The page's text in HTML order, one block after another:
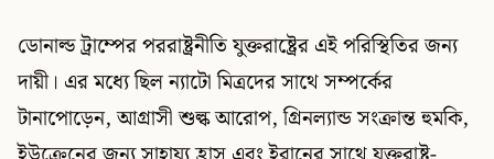
ডোনাল্ড ট্রাম্পের পররাষ্ট্রনীতি যুক্তরাষ্ট্রের এই পরিস্থিতির জন্য
দায়ী। এর মধ্যে ছিল ন্যাটো মিত্রদের সাথে সম্পর্কের
টানাপোড়েন, আগ্রাসী শুল্ক আরোপ, গ্রিনল্যান্ড সংক্রান্ত হুমকি,